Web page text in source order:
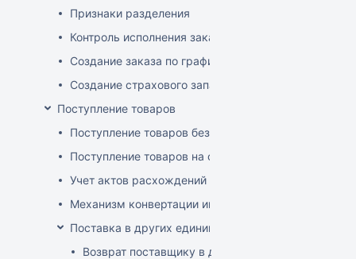
Признаки разделения
Контроль исполнения заказов поставщиком
Создание заказа по графику
Создание страхового запаса
Поступление товаров
Поступление товаров без заказа
Поступление товаров на основе заказа
Учет актов расхождений при поступлении товаров
Механизм конвертации инвойсов из иностранной
Поставка в других единицах
Возврат поставщику в других единицах